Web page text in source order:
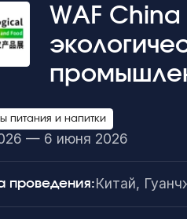
WAF
питания и напитки
— 6 июня 2026
проведения:Китай,